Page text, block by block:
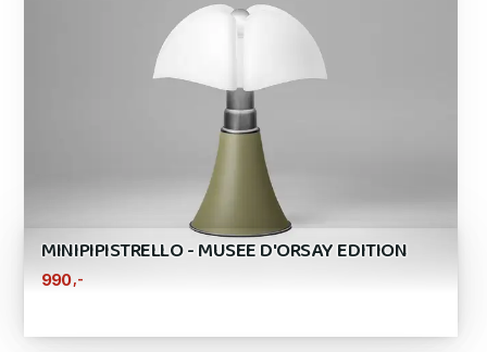
MINIPIPISTRELLO - MUSEE D'ORSAY EDITION
990 ,-